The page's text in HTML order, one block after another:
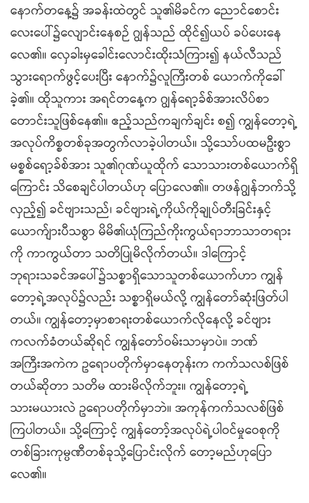
နောက်တနေ့၌ အခန်းထဲတွင် သူ၏မိခင်က ညောင်စောင်း
လေးပေါ်၌လျောင်းနေစဉ် ဂျွန်သည် ထိုင်၍ယပ် ခပ်ပေးနေ
လေ၏။ လှေခါးမှခေါင်းလောင်းထိုးသံကြား၍ နယ်လီသည်
သွားရောက်ဖွင့်ပေးပြီး နောက်၌လူကြီးတစ် ယောက်ကိုခေါ်
ခဲ့၏။ ထိုသူကား အရင်တနေ့က ဂျွန်ရော့ခ်စ်အားလိပ်စာ
တောင်းသူဖြစ်နေ၏။ ဧည့်သည်ကချက်ချင်း စ၍ ကျွန်တော့ရဲ့
အလုပ်ကိစ္စတစ်ခုအတွက်လာခဲ့ပါတယ်။ သို့သော်ပထမဦးစွာ
မစ္စစ်ရော့ခ်စ်အား သူ၏ဂုဏ်ယူထိုက် သောသားတစ်ယောက်ရှိ
ကြောင်း သိစေချင်ပါတယ်ဟု ပြောလေ၏။ တဖန်ဂျွန်ဘက်သို့
လှည့်၍ ခင်ဗျားသည်၊ ခင်ဗျားရဲ့ကိုယ်ကိုချုပ်တီးခြင်းနှင့်
ယောက်ျားပီသစွာ မိမိ၏ယုံကြည်ကိုးကွယ်ရာဘာသာတရား
ကို ကာကွယ်တာ သတိပြုမိလိုက်တယ်။ ဒါကြောင့်
ဘုရားသခင်အပေါ်၌သစ္စာရှိသောသူတစ်ယောက်ဟာ ကျွန်
တော့ရဲ့အလုပ်၌လည်း သစ္စာရှိမယ်လို့ ကျွန်တော်ဆုံးဖြတ်ပါ
တယ်။ ကျွန်တော့မှာစာရးတစ်ယောက်လိုနေလို့ ခင်ဗျား
ကလက်ခံတယ်ဆိုရင် ကျွန်တော်ဝမ်းသာမှာပဲ။ ဘဏ်
အကြီးအကဲက ဥရောပတိုက်မှာနေတုန်းက ကက်သလစ်ဖြစ်
တယ်ဆိုတာ သတိမ ထားမိလိုက်ဘူး။ ကျွန်တော့ရဲ့
သားမယားလဲ ဥရောပတိုက်မှာဘဲ။ အကုန်ကက်သလစ်ဖြစ်
ကြပါတယ်။ သို့ကြောင့် ကျွန်တော့်အလုပ်ရဲ့ပါဝင်မှုဝေစုကို
တစ်ခြားကုမ္ပဏီတစ်ခုသို့ပြောင်းလိုက် တော့မည်ဟုပြော
လေ၏။